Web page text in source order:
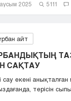
2025 5111
айт
САҚТАУ
сау екені
терісін